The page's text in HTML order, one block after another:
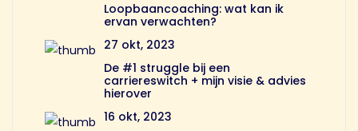
Loopbaancoaching: wat kan ik
ervan verwachten?
27 okt, 2023
De #1 struggle bij een
carriereswitch + mijn visie & advies
hierover
16 okt, 2023